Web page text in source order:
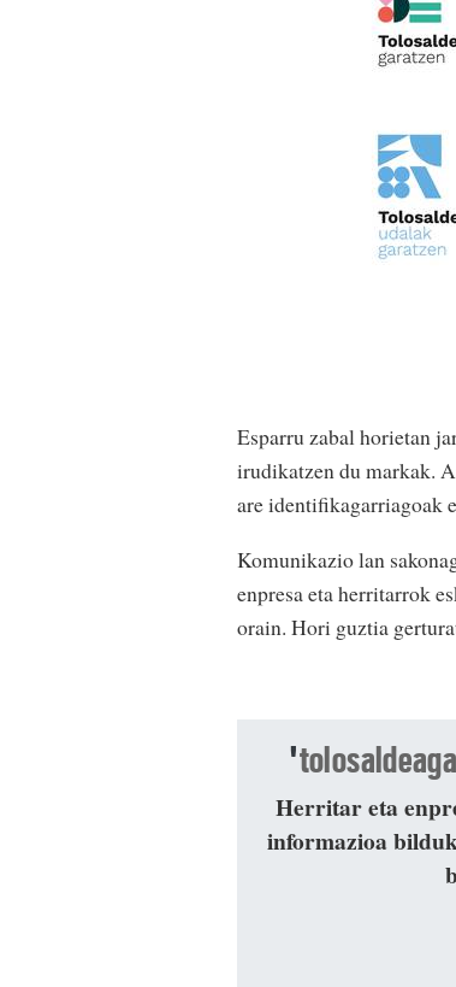
Esparru zabal horietan
irudikatzen du markak.
are identifikagarriagoak
Komunikazio lan
enpresa eta herritarrok
orain. Hori guztia
'
Herritar eta
informazioa